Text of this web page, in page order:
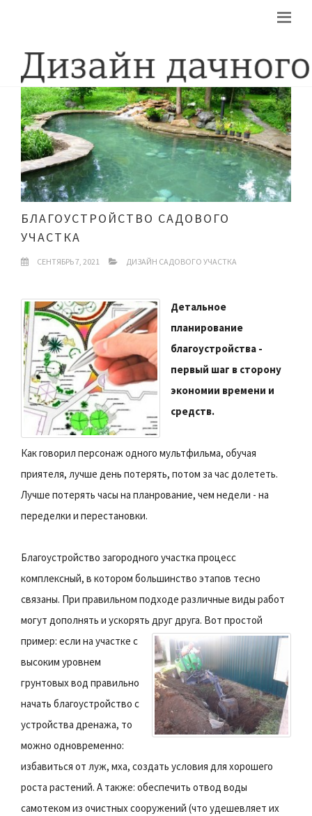
БЛАГОУСТРОЙСТВО САДОВОГО
УЧАСТКА
СЕНТЯБРЬ 7, 2021 ДИЗАЙН САДОВОГО УЧАСТКА
Детальное
планирование
благоустройства -
первый шаг в сторону
экономии времени и
средств.
Как говорил персонаж одного мультфильма, обучая
приятеля, лучше день потерять, потом за час долететь.
Лучше потерять часы на планрование, чем недели - на
переделки и перестановки.
Благоустройство загородного участка процесс
комплексный, в котором большинство этапов тесно
связаны. При правильном подходе различные виды работ
могут дополнять и ускорять друг друга. Вот простой
пример: если на участке с
высоким уровнем
грунтовых вод правильно
начать благоустройство с
устройства дренажа, то
можно одновременно:
избавиться от луж, мха, создать условия для хорошего
роста растений. А также: обеспечить отвод воды
самотеком из очистных сооружений (что удешевляет их